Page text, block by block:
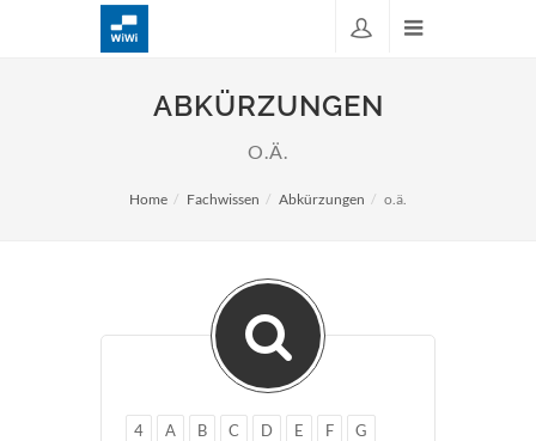
ABKÜRZUNGEN
O.Ä.
Home Fachwissen Abkürzungen o.ä.
4 A B C D E F
G